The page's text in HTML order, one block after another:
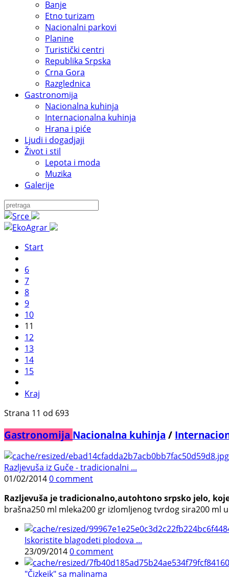
Banje
Etno turizam
Nacionalni parkovi
Planine
Turistički centri
Republika Srpska
Crna Gora
Razglednica
Gastronomija
Nacionalna kuhinja
Internacionalna kuhinja
Hrana i piće
Ljudi i dogadjaji
Život i stil
Lepota i moda
Muzika
Galerije
Start
6
7
8
9
10
11
12
13
14
15
Kraj
Strana 11 od 693
Gastronomija Nacionalna kuhinja /
Razljevuša iz Guče - tradicionalni ...
01/02/20140 comment
Razljevuša je tradicionalno,autohtono srpsko jelo,
brašna250 ml mleka200 gr izlomljenog tvrdog sira200 ml
Iskoristite blagodeti plodova ...
23/09/20140 comment
"Čizkejk" sa malinama